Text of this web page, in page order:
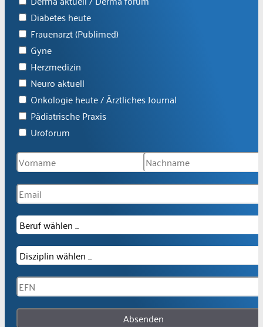
Diabetes heute
Frauenarzt (Publimed)
Gyne
Herzmedizin
Neuro aktuell
Onkologie heute / Ärztliches Journal
Pädiatrische Praxis
Uroforum
Absenden